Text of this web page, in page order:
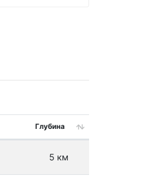
Глубина
5 км